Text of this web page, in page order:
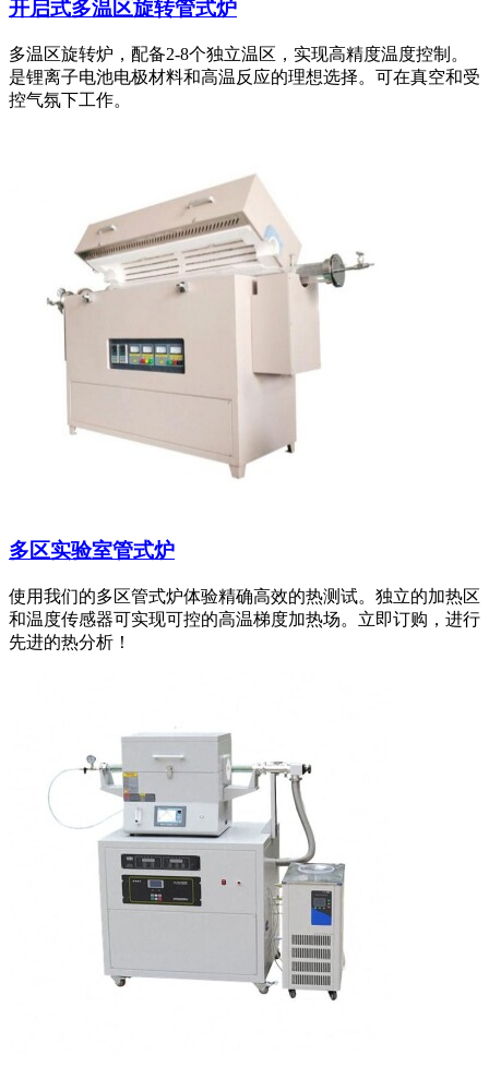
开启式多温区旋转管式炉
多温区旋转炉，配备2-8个独立温区，实现高精度温度控制。
是锂离子电池电极材料和高温反应的理想选择。可在真空和受
控气氛下工作。
多区实验室管式炉
使用我们的多区管式炉体验精确高效的热测试。独立的加热区
和温度传感器可实现可控的高温梯度加热场。立即订购，进行
先进的热分析！